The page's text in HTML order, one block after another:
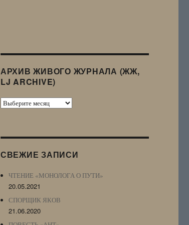
АРХИВ ЖИВОГО ЖУРНАЛА (ЖЖ,
LJ ARCHIVE)
Архив
Archive)
СВЕЖИЕ ЗАПИСИ
ЧТЕНИЕ «МОНОЛОГА О ПУТИ»
20.05.2021
СПОРЩИК ЯКОВ
21.06.2020